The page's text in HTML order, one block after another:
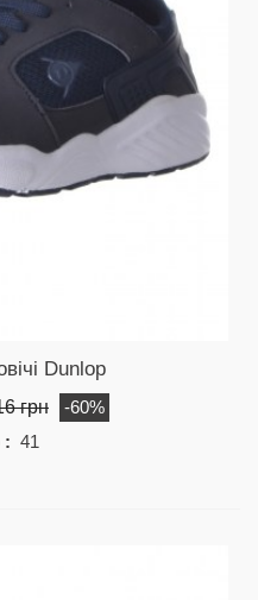
Dunlop
грн
-60%
: 41